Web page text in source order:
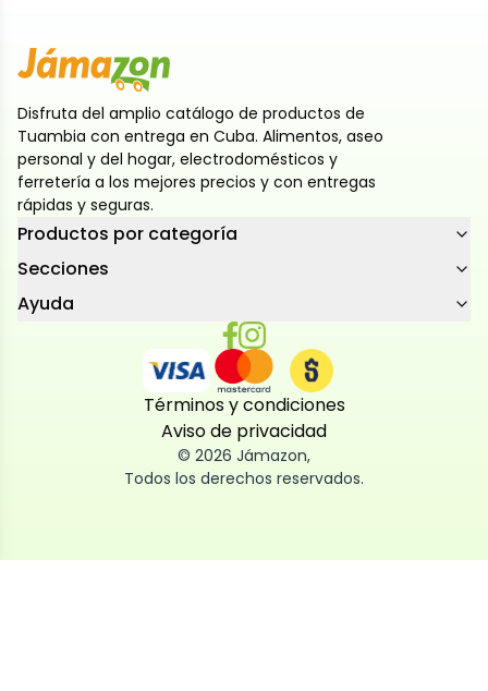
Disfruta del amplio catálogo de productos de
Tuambia con entrega en Cuba. Alimentos, aseo
personal y del hogar, electrodomésticos y
ferretería a los mejores precios y con entregas
rápidas y seguras.
Productos por categoría
Secciones
Ayuda
Términos y condiciones
Aviso de privacidad
© 2026 Jámazon,
Todos los derechos reservados.